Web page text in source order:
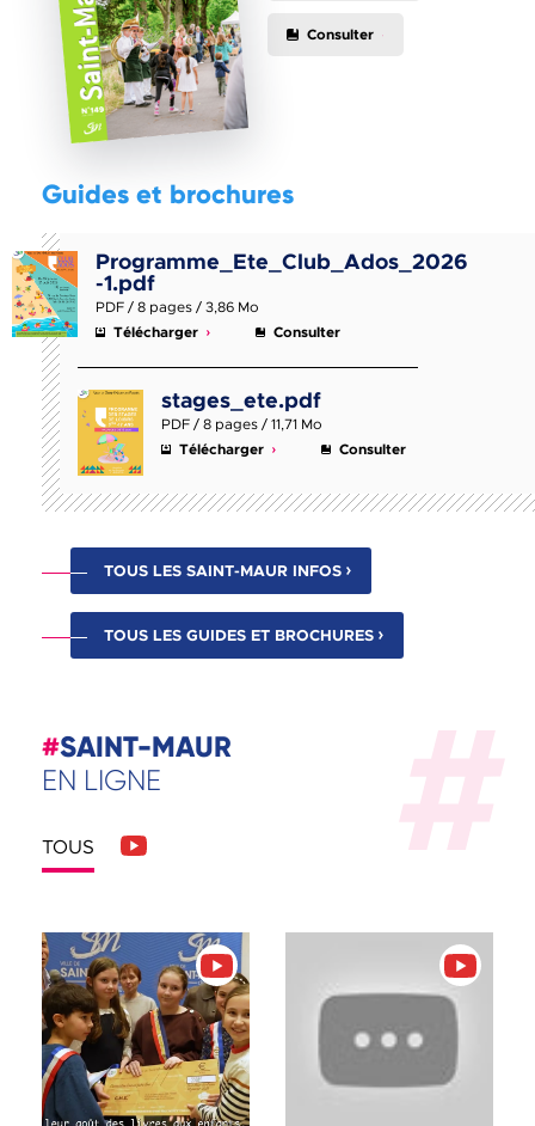
Consulter
Guides et brochures
Programme_Ete_Club_Ados_2026
-1.pdf
PDF / 8 pages / 3,86 Mo
Télécharger
Consulter
stages_ete.pdf
PDF / 8 pages / 11,71 Mo
Télécharger
Consulter
TOUS LES SAINT-MAUR INFOS
TOUS LES GUIDES ET BROCHURES
#SAINT-MAUR
EN LIGNE
AFFICHER LES PUBLICATIONS DE
TOUS LES RÉSEAUX SOCIAUX
Afficher uniquement les publications de Youtube